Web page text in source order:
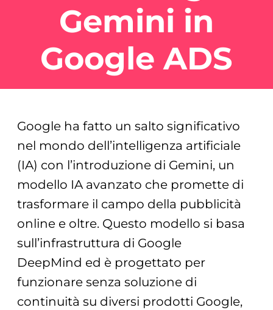
Gemini in
Google ADS
Google ha fatto un salto significativo
nel mondo dell’intelligenza artificiale
(IA) con l’introduzione di Gemini, un
modello IA avanzato che promette di
trasformare il campo della pubblicità
online e oltre. Questo modello si basa
sull’infrastruttura di Google
DeepMind ed è progettato per
funzionare senza soluzione di
continuità su diversi prodotti Google,